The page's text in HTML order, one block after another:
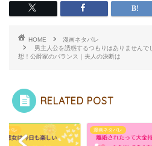
HOME
漫画ネタバレ
男主人公を誘惑するつもりはありません
想！公爵家のバランス｜夫人の決断は
RELATED POST
漫画ネタバレ